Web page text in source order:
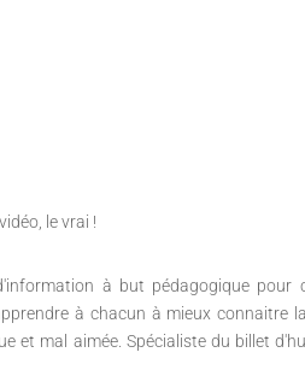
à but pédagogique pour
à chacun à mieux connaitre
et mal aimée. Spécialiste du billet